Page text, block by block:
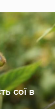
сої в